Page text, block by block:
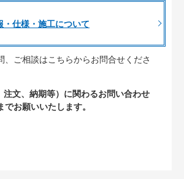
・仕様・施工について
、ご相談はこちらからお問合せくださ
文、納期等）に関わるお問い合わせ
でお願いいたします。